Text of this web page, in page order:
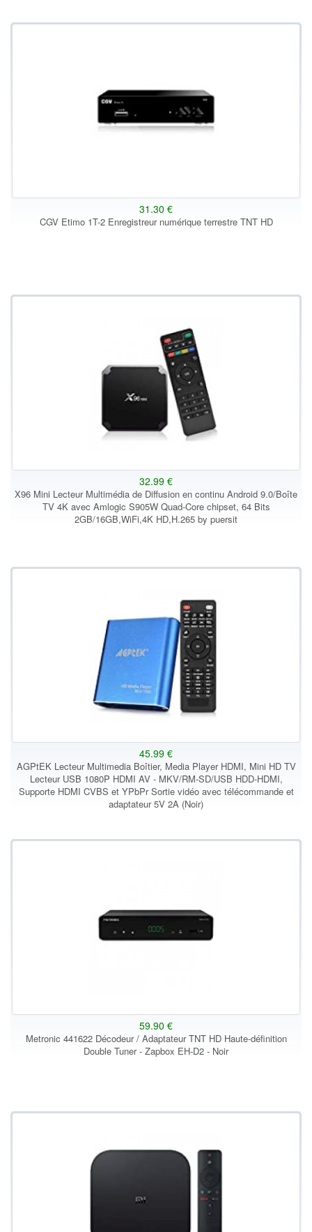
31.30 €
CGV Etimo 1T-2 Enregistreur numérique terrestre TNT HD
32.99 €
X96 Mini Lecteur Multimédia de Diffusion en continu Android 9.0/Boîte
TV 4K avec Amlogic S905W Quad-Core chipset, 64 Bits
2GB/16GB,WiFi,4K HD,H.265 by puersit
45.99 €
AGPtEK Lecteur Multimedia Boîtier, Media Player HDMI, Mini HD TV
Lecteur USB 1080P HDMI AV - MKV/RM-SD/USB HDD-HDMI,
Supporte HDMI CVBS et YPbPr Sortie vidéo avec télécommande et
adaptateur 5V 2A (Noir)
59.90 €
Metronic 441622 Décodeur / Adaptateur TNT HD Haute-définition
Double Tuner - Zapbox EH-D2 - Noir